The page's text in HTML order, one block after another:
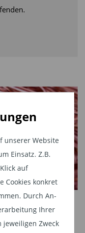
unserer Website
Einsatz. Z.B.
auf
Cookies konkret
Durch An-
Ihrer
jeweiligen Zweck
das
Zukunft